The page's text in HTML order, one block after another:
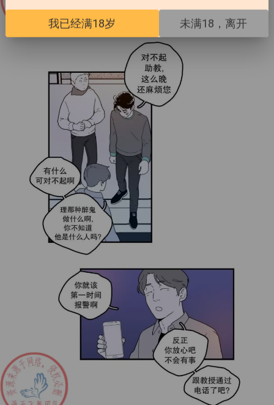
我已经满18岁 未满18，离开